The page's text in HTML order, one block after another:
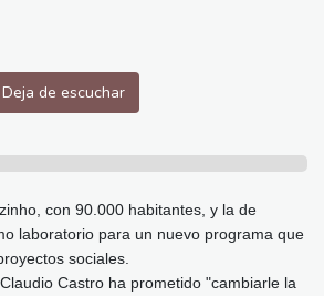
°C Asunción
25 °C
Deja de escuchar
con 90.000 habitantes, y la de
laboratorio para un nuevo programa que
sociales.
Castro ha prometido "cambiarle la